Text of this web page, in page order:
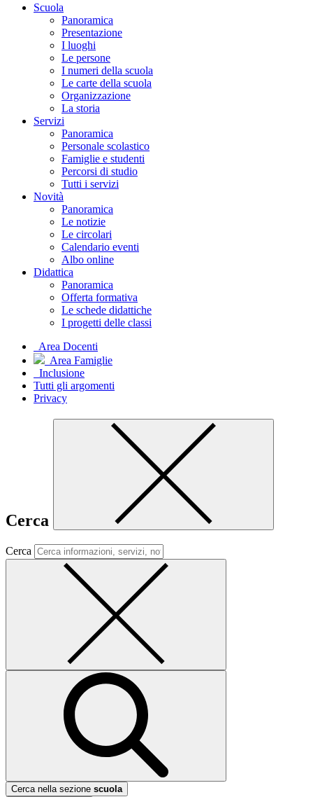
Scuola
Panoramica
Presentazione
I luoghi
Le persone
I numeri della scuola
Le carte della scuola
Organizzazione
La storia
Servizi
Panoramica
Personale scolastico
Famiglie e studenti
Percorsi di studio
Tutti i servizi
Novità
Panoramica
Le notizie
Le circolari
Calendario eventi
Albo online
Didattica
Panoramica
Offerta formativa
Le schede didattiche
I progetti delle classi
Area Docenti
Area Famiglie
Inclusione
Tutti gli argomenti
Privacy
Cerca
Cerca
Cerca nella sezione scuola